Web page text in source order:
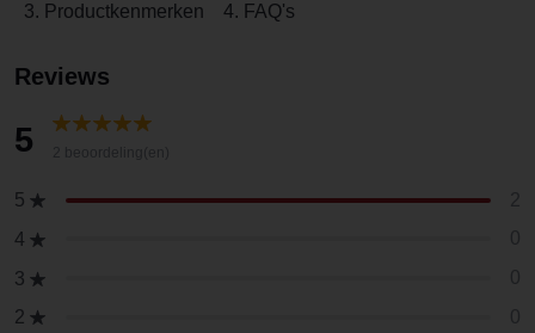
3. Productkenmerken
4. FAQ's
Reviews
5
5
4
3
2